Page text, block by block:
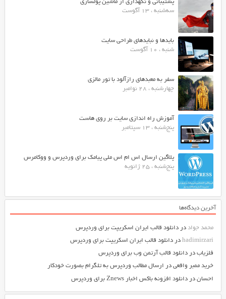
پشتیبانی و نگهداری از ماشین پولسازی
سه‌شنبه ، 13 آگوست
بایدها و نبایدهای طراحی سایت
شنبه ، 10 آگوست
سفر به معبدهای رازآلود با تور مالزی
چهارشنبه ، 28 نوامبر
آموزش راه اندازی سایت بر روی هاست
پنج‌شنبه ، 13 سپتامبر
پلاگین ارسال اس ام اس ملی پیامک برای وردپرس و ووکامرس
پنج‌شنبه ، 25 ژانویه
آخرین دیدگاه‌ها
محمد جواددر دانلود قالب ایران اسکریپت برای وردپرس
hadimirzariدر دانلود قالب ایران اسکریپت برای وردپرس
فلزیابدر دانلود قالب آرتمن وب برای وردپرس
خرید ممبر واقعیدر ارسال مطالب وردپرس به تلگرام بصورت خودکار
احساندر دانلود افزونه باکس اخبار Znews برای وردپرس